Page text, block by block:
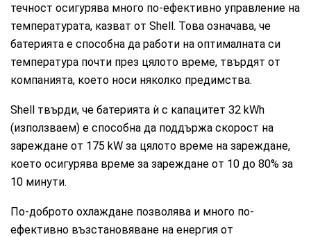
течност осигурява много по-ефективно управление на
температурата, казват от Shell. Това означава, че
батерията е способна да работи на оптималната си
температура почти през цялото време, твърдят от
компанията, което носи няколко предимства.
Shell твърди, че батерията ѝ с капацитет 32 kWh
(използваем) е способна да поддържа скорост на
зареждане от 175 kW за цялото време на зареждане,
което осигурява време за зареждане от 10 до 80% за
10 минути.
По-доброто охлаждане позволява и много по-
ефективно възстановяване на енергия от